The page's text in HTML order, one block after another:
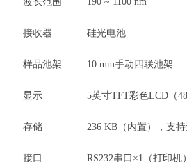
接收器 硅光电池
样品池架 10 mm手动四联池架
显示 5英寸TFT彩色LCD（
存储 236 KB（内置），支
接口 RS232串口×1（打印机